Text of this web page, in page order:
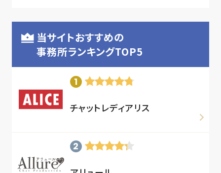
当サイトおすすめの
事務所ランキングTOP5
チャットレディアリス